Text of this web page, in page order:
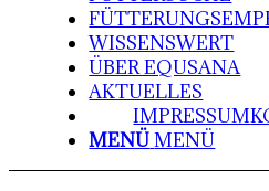
WISSENSWERT
ÜBER EQUSANA
AKTUELLES
IMPRESSUM
MENÜ MENÜ